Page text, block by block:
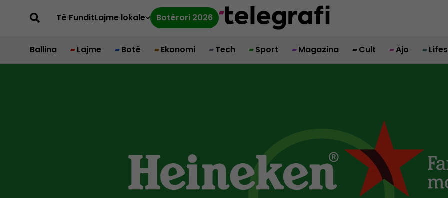
Të FunditLajme lokale Botërori 2026
Ballina Lajme Botë Ekonomi Tech Sport Magazina Cult Ajo